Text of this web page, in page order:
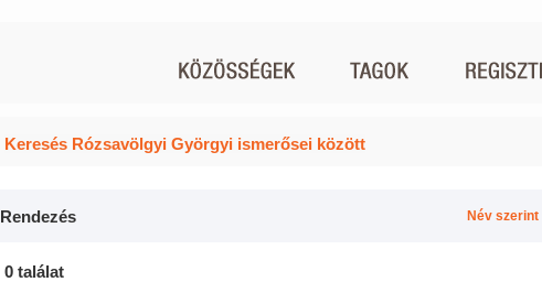
Keresés Rózsavölgyi Györgyi ismerősei között
Rendezés Név szerint
0 találat